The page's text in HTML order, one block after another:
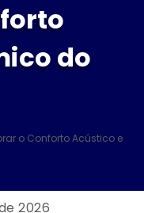
do
2026